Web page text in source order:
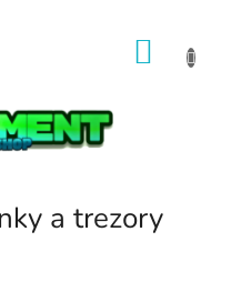
a trezory